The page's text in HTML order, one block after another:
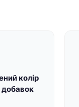
колір